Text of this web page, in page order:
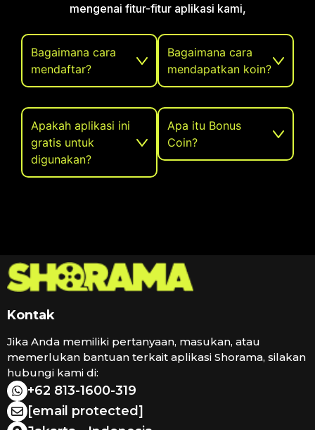
mengenai fitur-fitur aplikasi kami,
Bagaimana cara
mendaftar?
Apakah aplikasi ini
gratis untuk
digunakan?
Bagaimana cara
mendapatkan koin?
Apa itu Bonus
Coin?
Kontak
Jika Anda memiliki pertanyaan, masukan, atau
memerlukan bantuan terkait aplikasi Shorama, silakan
hubungi kami di:
+62 813-1600-319
[email protected]